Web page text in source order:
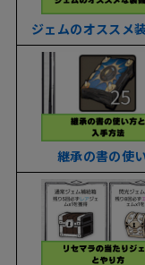
ジェムのオススメ
継承の書の使